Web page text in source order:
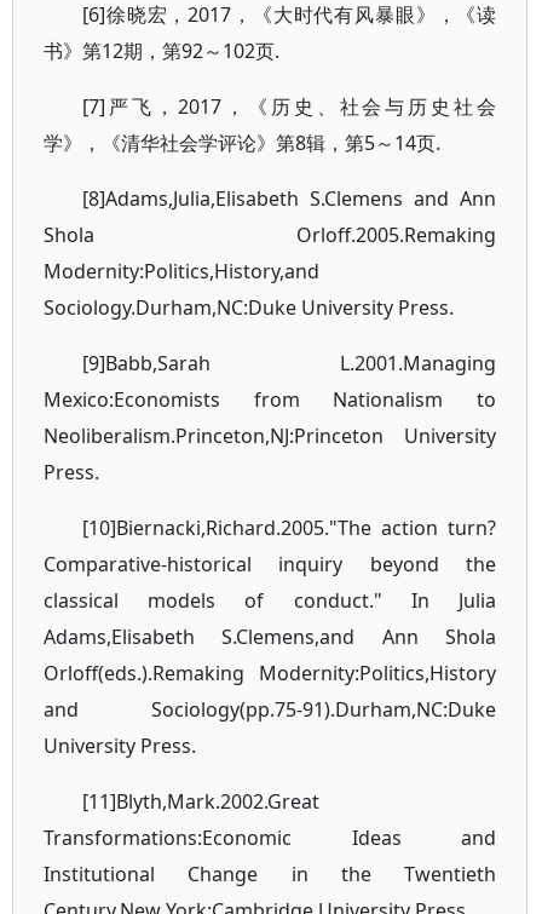
[6]徐晓宏，2017，《大时代有风暴眼》，《读
书》第12期，第92～102页.
[7]严飞，2017，《历史、社会与历史社会
学》，《清华社会学评论》第8辑，第5～14页.
[8]Adams,Julia,Elisabeth S.Clemens and Ann
Shola Orloff.2005.Remaking
Modernity:Politics,History,and
Sociology.Durham,NC:Duke University Press.
[9]Babb,Sarah L.2001.Managing
Mexico:Economists from Nationalism to
Neoliberalism.Princeton,NJ:Princeton University
Press.
[10]Biernacki,Richard.2005."The action turn?
Comparative-historical inquiry beyond the
classical models of conduct." In Julia
Adams,Elisabeth S.Clemens,and Ann Shola
Orloff(eds.).Remaking Modernity:Politics,History
and Sociology(pp.75-91).Durham,NC:Duke
University Press.
[11]Blyth,Mark.2002.Great
Transformations:Economic Ideas and
Institutional Change in the Twentieth